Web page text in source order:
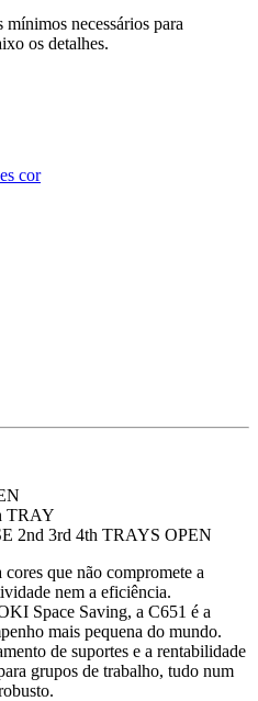
necessários para
os detalhes.
cor
que não compromete a
nem a eficiência.
Space Saving, a C651 é a
mais pequena do mundo.
de suportes e a rentabilidade
grupos de trabalho, tudo num